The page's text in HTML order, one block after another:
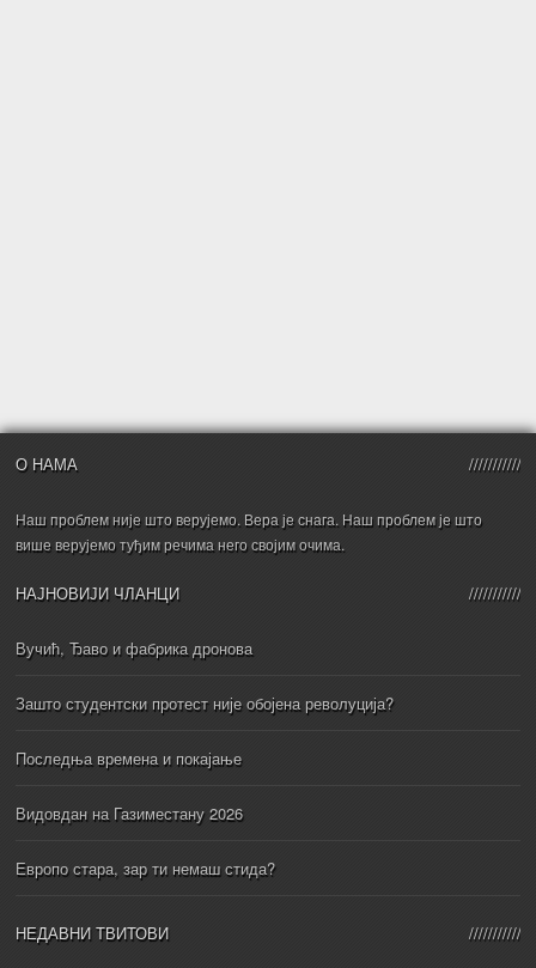
О НАМА
Наш проблем није што верујемо. Вера је снага. Наш проблем је што
више верујемо туђим речима него својим очима.
НАЈНОВИЈИ ЧЛАНЦИ
Вучић, Ђаво и фабрика дронова
Зашто студентски протест није обојена револуција?
Последња времена и покајање
Видовдан на Газиместану 2026
Европо стара, зар ти немаш стида?
НЕДАВНИ ТВИТОВИ